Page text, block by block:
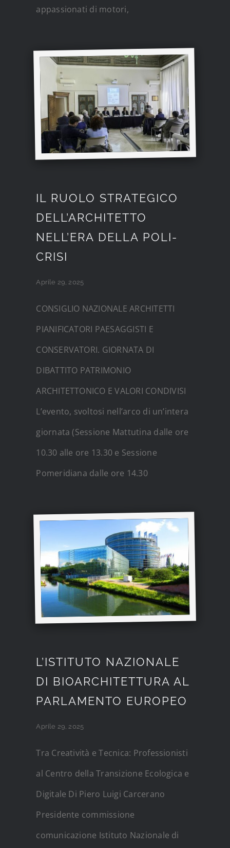
appassionati di motori,
IL RUOLO STRATEGICO
DELL’ARCHITETTO
NELL’ERA DELLA POLI-
CRISI
Aprile 29, 2025
CONSIGLIO NAZIONALE ARCHITETTI
PIANIFICATORI PAESAGGISTI E
CONSERVATORI. GIORNATA DI
DIBATTITO PATRIMONIO
ARCHITETTONICO E VALORI CONDIVISI
L’evento, svoltosi nell’arco di un’intera
giornata (Sessione Mattutina dalle ore
10.30 alle ore 13.30 e Sessione
Pomeridiana dalle ore 14.30
L’ISTITUTO NAZIONALE
DI BIOARCHITETTURA AL
PARLAMENTO EUROPEO
Aprile 29, 2025
Tra Creatività e Tecnica: Professionisti
al Centro della Transizione Ecologica e
Digitale Di Piero Luigi Carcerano
Presidente commissione
comunicazione Istituto Nazionale di